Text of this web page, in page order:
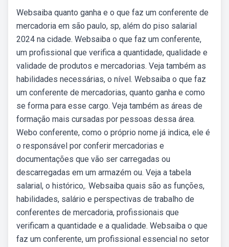
Websaiba quanto ganha e o que faz um conferente de
mercadoria em são paulo, sp, além do piso salarial
2024 na cidade. Websaiba o que faz um conferente,
um profissional que verifica a quantidade, qualidade e
validade de produtos e mercadorias. Veja também as
habilidades necessárias, o nível. Websaiba o que faz
um conferente de mercadorias, quanto ganha e como
se forma para esse cargo. Veja também as áreas de
formação mais cursadas por pessoas dessa área.
Webo conferente, como o próprio nome já indica, ele é
o responsável por conferir mercadorias e
documentações que vão ser carregadas ou
descarregadas em um armazém ou. Veja a tabela
salarial, o histórico,. Websaiba quais são as funções,
habilidades, salário e perspectivas de trabalho de
conferentes de mercadoria, profissionais que
verificam a quantidade e a qualidade. Websaiba o que
faz um conferente, um profissional essencial no setor